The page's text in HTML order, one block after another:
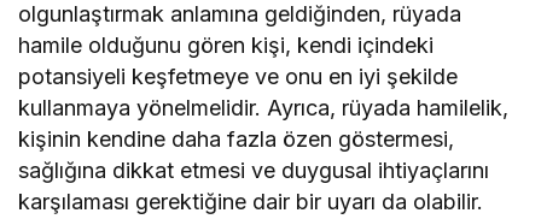
olgunlaştırmak anlamına geldiğinden, rüyada
hamile olduğunu gören kişi, kendi içindeki
potansiyeli keşfetmeye ve onu en iyi şekilde
kullanmaya yönelmelidir. Ayrıca, rüyada hamilelik,
kişinin kendine daha fazla özen göstermesi,
sağlığına dikkat etmesi ve duygusal ihtiyaçlarını
karşılaması gerektiğine dair bir uyarı da olabilir.